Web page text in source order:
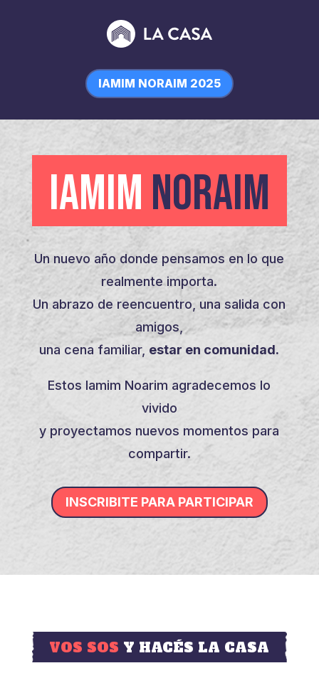
IAMIM NORAIM 2025
IAMIM NORAIM
Un nuevo año donde pensamos en lo que
realmente importa.
Un abrazo de reencuentro, una salida con
amigos,
una cena familiar, estar en comunidad.
Estos Iamim Noarim agradecemos lo
vivido
y proyectamos nuevos momentos para
compartir.
INSCRIBITE PARA PARTICIPAR
VOS SOS Y HACÉS LA CASA